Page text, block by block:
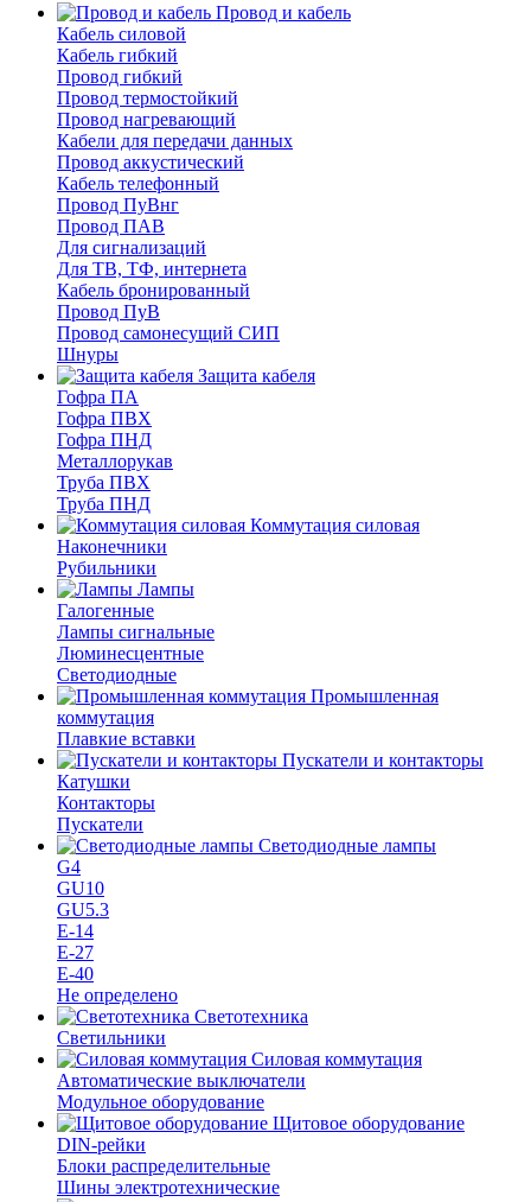
Провод и кабель
Кабель силовой
Кабель гибкий
Провод гибкий
Провод термостойкий
Провод нагревающий
Кабели для передачи данных
Провод аккустический
Кабель телефонный
Провод ПуВнг
Провод ПАВ
Для сигнализаций
Для ТВ, ТФ, интернета
Кабель бронированный
Провод ПуВ
Провод самонесущий СИП
Шнуры
Защита кабеля
Гофра ПА
Гофра ПВХ
Гофра ПНД
Металлорукав
Труба ПВХ
Труба ПНД
Коммутация силовая
Наконечники
Рубильники
Лампы
Галогенные
Лампы сигнальные
Люминесцентные
Светодиодные
Промышленная
коммутация
Плавкие вставки
Пускатели и контакторы
Катушки
Контакторы
Пускатели
Светодиодные лампы
G4
GU10
GU5.3
Е-14
Е-27
Е-40
Не определено
Светотехника
Светильники
Силовая коммутация
Автоматические выключатели
Модульное оборудование
Щитовое оборудование
DIN-рейки
Блоки распределительные
Шины электротехнические